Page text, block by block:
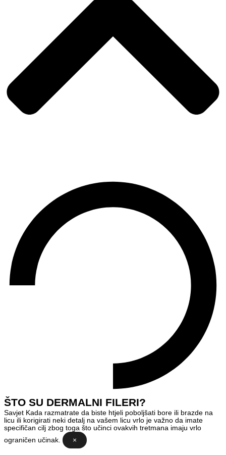
ŠTO SU DERMALNI FILERI?
Savjet Kada razmatrate da biste htjeli poboljšati bore ili brazde na
licu ili korigirati neki detalj na vašem licu vrlo je važno da imate
specifičan cilj zbog toga što učinci ovakvih tretmana imaju vrlo
ograničen učinak.
×